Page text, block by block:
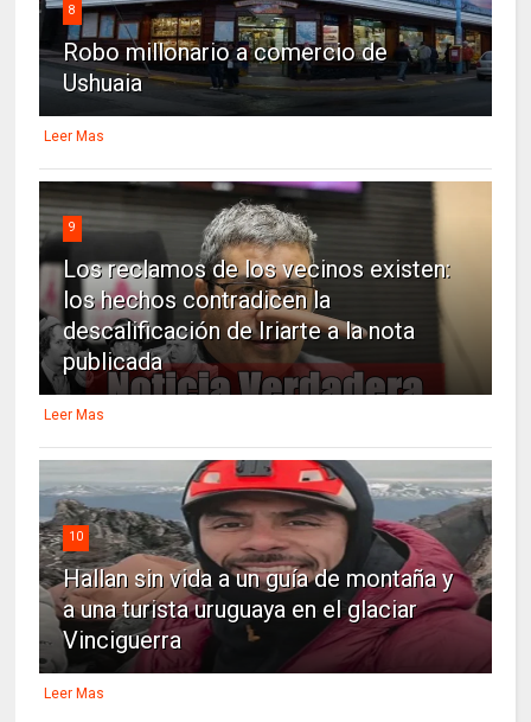
8
Robo millonario a comercio de
Ushuaia
Leer Mas
9
Los reclamos de los vecinos existen:
los hechos contradicen la
descalificación de Iriarte a la nota
publicada
Leer Mas
10
Hallan sin vida a un guía de montaña y
a una turista uruguaya en el glaciar
Vinciguerra
Leer Mas